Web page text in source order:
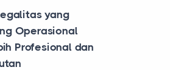
yang
Operasional
Profesional dan